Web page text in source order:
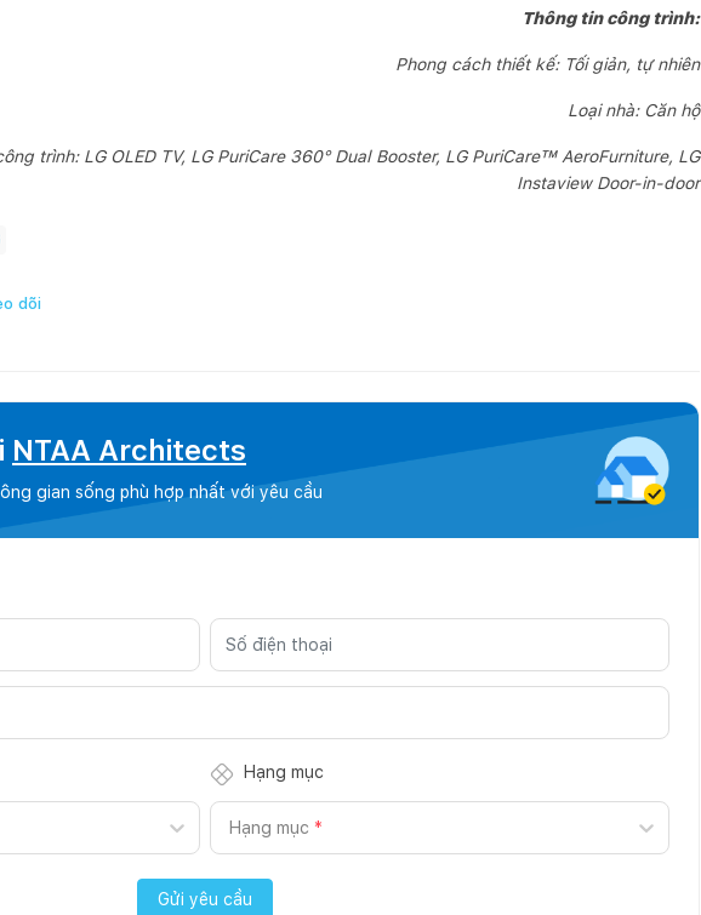
Thông tin công trình:
Phong cách thiết kế: Tối giản, tự nhiên
Loại nhà: Căn hộ
trình: LG OLED TV, LG PuriCare 360° Dual Booster, LG PuriCare™ AeroFurniture, LG
Instaview Door-in-door
dõi
NTAA Architects
gian sống phù hợp nhất với yêu cầu
Hạng mục
Hạng mục *
Gửi yêu cầu